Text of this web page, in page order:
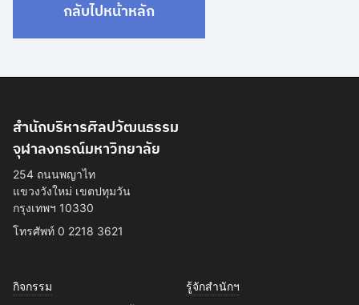
กลับไปหน้าหลัก
สำนักบริหารศิลปวัฒนธรรม
จุฬาลงกรณ์มหาวิทยาลัย
254 ถนนพญาไท
แขวงวังใหม่ เขตปทุมวัน
กรุงเทพฯ 10330
โทรศัพท์ 0 2218 3621
กิจกรรม
รู้จักสำนักฯ